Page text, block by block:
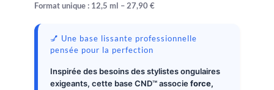
Format unique : 12,5 ml – 27,90 €
💅 Une base lissante professionnelle
pensée pour la perfection
Inspirée des besoins des stylistes ongulaires
exigeants, cette base CND™ associeforce,